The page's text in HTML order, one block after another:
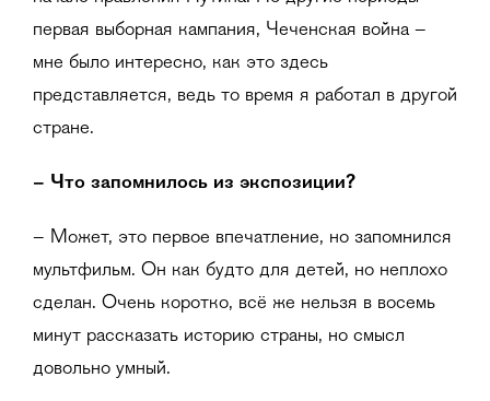
первая выборная кампания, Чеченская война –
мне было интересно, как это здесь
представляется, ведь то время я работал в другой
стране.
– Что запомнилось из экспозиции?
– Может, это первое впечатление, но запомнился
мультфильм. Он как будто для детей, но неплохо
сделан. Очень коротко, всё же нельзя в восемь
минут рассказать историю страны, но смысл
довольно умный.